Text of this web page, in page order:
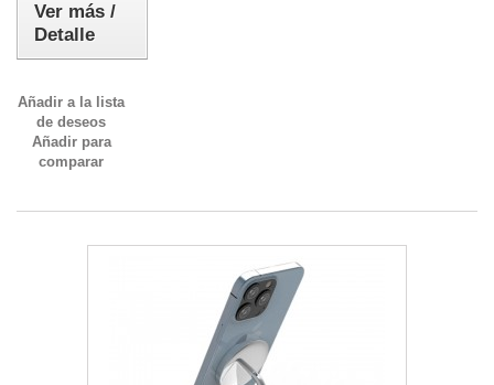
Ver más /
Detalle
Añadir a la lista
de deseos
Añadir para
comparar